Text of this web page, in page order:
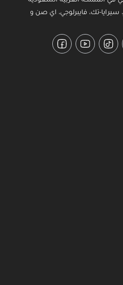
سيرايا-تك، فايبرلوجي، اي صن و
TikTok
YouTube
Facebook